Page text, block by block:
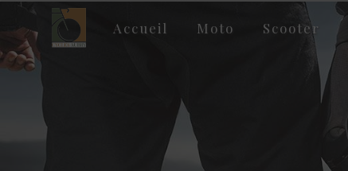
Panneau de gestion des cookies
Accueil Moto Scooter